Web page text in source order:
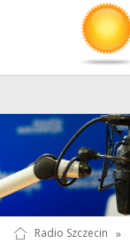
Radio Szczecin »